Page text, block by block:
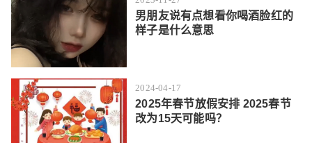
男朋友说有点想看你喝酒脸红的
样子是什么意思
2024-04-17
2025年春节放假安排 2025春节
改为15天可能吗？